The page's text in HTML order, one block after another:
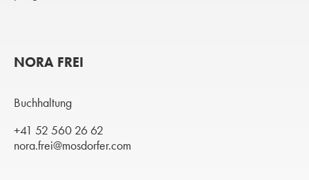
NORA FREI
Buchhaltung
+41 52 560 26 62
nora.frei@mosdorfer.com